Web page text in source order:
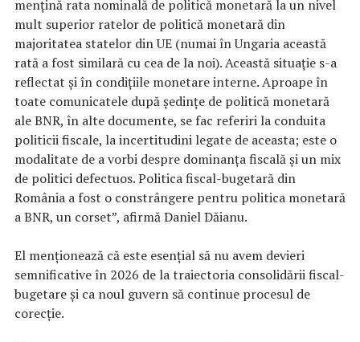
menţină rata nominală de politică monetară la un nivel
mult superior ratelor de politică monetară din
majoritatea statelor din UE (numai în Ungaria această
rată a fost similară cu cea de la noi). Această situaţie s-a
reflectat şi în condiţiile monetare interne. Aproape în
toate comunicatele după şedinţe de politică monetară
ale BNR, în alte documente, se fac referiri la conduita
politicii fiscale, la incertitudini legate de aceasta; este o
modalitate de a vorbi despre dominanţa fiscală şi un mix
de politici defectuos. Politica fiscal-bugetară din
România a fost o constrângere pentru politica monetară
a BNR, un corset”, afirmă Daniel Dăianu.
El menţionează că este esenţial să nu avem devieri
semnificative în 2026 de la traiectoria consolidării fiscal-
bugetare şi ca noul guvern să continue procesul de
corecţie.